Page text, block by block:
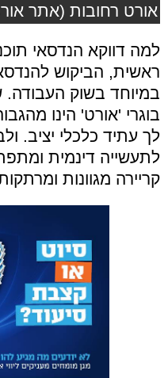
אורט רחובות (אתר
למה דווקא הנדסאי
ראשית, הביקוש
במיוחד בשוק
בוגרי 'אורט' הינו
לך עתיד כלכלי יציב.
לתעשייה דינמית
קריירה מגוונות